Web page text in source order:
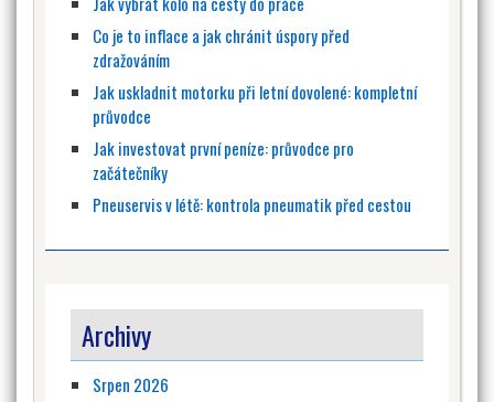
Co je to inflace a jak chránit úspory před
zdražováním
Jak uskladnit motorku při letní dovolené: kompletní
průvodce
Jak investovat první peníze: průvodce pro
začátečníky
Pneuservis v létě: kontrola pneumatik před cestou
Archivy
Srpen 2026